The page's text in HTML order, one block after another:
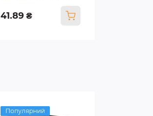
41.89 ₴
Популярний